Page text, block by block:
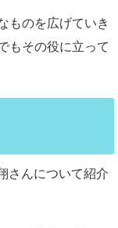
ものを広げていき
もその役に立って
さんについて紹介